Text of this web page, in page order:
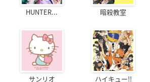
HUNTER... 暗殺教室
サンリオ ハイキュー!!